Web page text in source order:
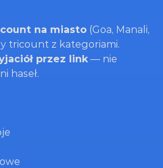
na miasto (Goa, Manali,
tricount z kategoriami.
przez link — nie
haseł.